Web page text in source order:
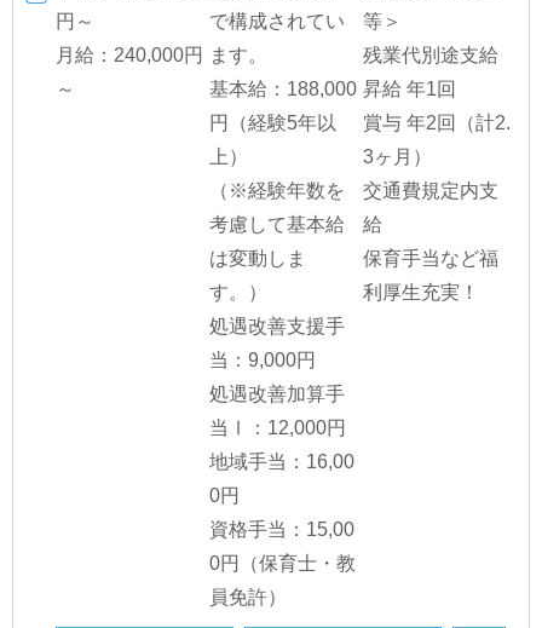
円～
月給：240,000円
～
で構成されてい
ます。
基本給：188,000
円（経験5年以
上）
（※経験年数を
考慮して基本給
は変動しま
す。）
処遇改善支援手
当：9,000円
処遇改善加算手
当Ⅰ：12,000円
地域手当：16,00
0円
資格手当：15,00
0円（保育士・教
員免許）
等＞
残業代別途支給
昇給 年1回
賞与 年2回（計2.
3ヶ月）
交通費規定内支
給
保育手当など福
利厚生充実！